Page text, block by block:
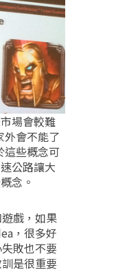
場會較難
外會不能了
這些概念可
公路讓大
念。
戲，如果
，很多好
敗也不要
是很重要